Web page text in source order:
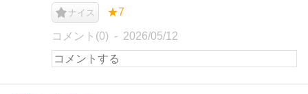
ナイス ★7
コメント(0) 2026/05/12